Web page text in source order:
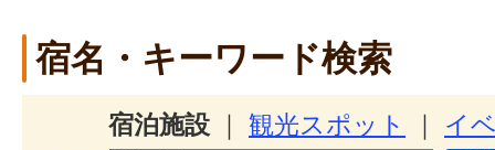
宿名・キーワード検索
宿泊施設 観光スポット イ